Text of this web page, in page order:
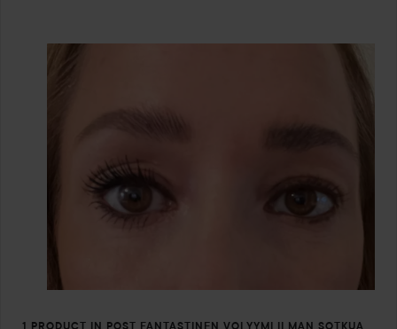
1 PRODUCT IN POST FANTASTINEN VOLYYMI ILMAN SOTKUA